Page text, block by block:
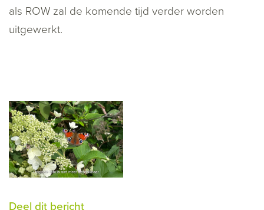
als ROW zal de komende tijd verder worden
uitgewerkt.
Deel dit bericht